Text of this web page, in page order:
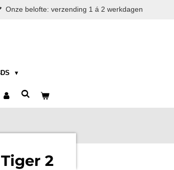
Onze belofte: verzending 1 á 2 werkdagen
2